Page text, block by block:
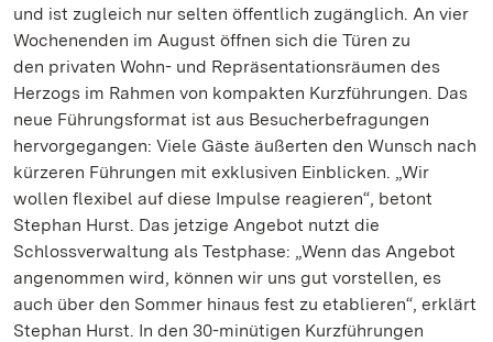
und ist zugleich nur selten öffentlich zugänglich. An vier
Wochenenden im August öffnen sich die Türen zu
den privaten Wohn- und Repräsentationsräumen des
Herzogs im Rahmen von kompakten Kurzführungen. Das
neue Führungsformat ist aus Besucherbefragungen
hervorgegangen: Viele Gäste äußerten den Wunsch nach
kürzeren Führungen mit exklusiven Einblicken. „Wir
wollen flexibel auf diese Impulse reagieren“, betont
Stephan Hurst. Das jetzige Angebot nutzt die
Schlossverwaltung als Testphase: „Wenn das Angebot
angenommen wird, können wir uns gut vorstellen, es
auch über den Sommer hinaus fest zu etablieren“, erklärt
Stephan Hurst. In den 30-minütigen Kurzführungen